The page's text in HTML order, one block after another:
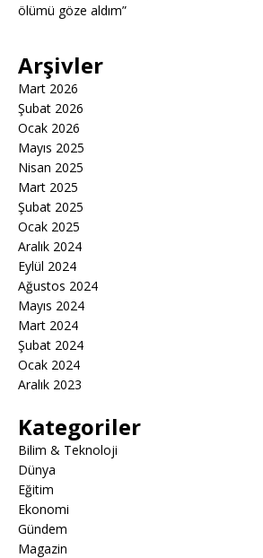
ölümü göze aldım”
Arşivler
Mart 2026
Şubat 2026
Ocak 2026
Mayıs 2025
Nisan 2025
Mart 2025
Şubat 2025
Ocak 2025
Aralık 2024
Eylül 2024
Ağustos 2024
Mayıs 2024
Mart 2024
Şubat 2024
Ocak 2024
Aralık 2023
Kategoriler
Bilim & Teknoloji
Dünya
Eğitim
Ekonomi
Gündem
Magazin